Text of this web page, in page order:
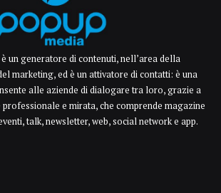
un generatore di contenuti, nell’area della
marketing, ed è un attivatore di contatti: è una
alle aziende di dialogare tra loro, grazie a
e mirata, che comprende magazine
talk, newsletter, web, social network e app.